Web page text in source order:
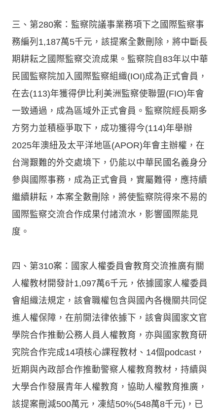
三、第280案：監察院議事業務項下之國際監察事
務編列1,187萬5千元，該提案全數刪除，將中斷長
期耕耘之國際監察交流成果。監察院自83年以中華
民國監察院加入國際監察組織(IOI)成為正式會員，
在去(113)年獲得伊比利美洲監察使聯盟(FIO)年會
一致通過，成為區域外正式會員。監察院經長期多
方努力並積極爭取下，成功獲得今(114)年舉辦
2025年澳紐及太平洋地區(APOR)年會主辦權，在
台灣艱難的外交處境下，仍能以中華民國名義身分
參與國際事務，成為正式會員，實屬難得，應持續
繼續耕耘，本案全數刪除，將使監察院得來不易的
國際監察交流合作成果付諸流水，影響國際能見
度。
四、第310案：國家人權委員會教育交流推廣有關
人權教材開發計1,097萬6千元，依據國家人權委員
會組織法規定，該會職權包含與國內各機關共同促
進人權保障，在前開法律依據下，該會與國家文官
學院合作推動公務人員人權教育，亦與國家教育研
究院合作完成14項核心課程教材、14個podcast，
近期與內政部合作推動警察人權教育教材，持續與
大學合作發展青年人權教育，協助人權教育推廣，
該提案刪減500萬元，凍結50%(548萬8千元)，已